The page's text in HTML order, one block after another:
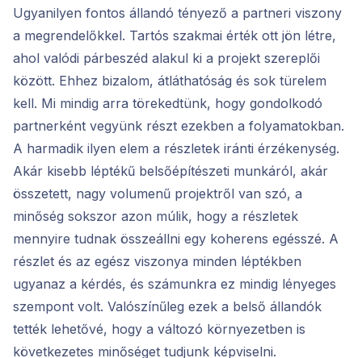
Ugyanilyen fontos állandó tényező a partneri viszony
a megrendelőkkel. Tartós szakmai érték ott jön létre,
ahol valódi párbeszéd alakul ki a projekt szereplői
között. Ehhez bizalom, átláthatóság és sok türelem
kell. Mi mindig arra törekedtünk, hogy gondolkodó
partnerként vegyünk részt ezekben a folyamatokban.
A harmadik ilyen elem a részletek iránti érzékenység.
Akár kisebb léptékű belsőépítészeti munkáról, akár
összetett, nagy volumenű projektről van szó, a
minőség sokszor azon múlik, hogy a részletek
mennyire tudnak összeállni egy koherens egésszé. A
részlet és az egész viszonya minden léptékben
ugyanaz a kérdés, és számunkra ez mindig lényeges
szempont volt. Valószínűleg ezek a belső állandók
tették lehetővé, hogy a változó környezetben is
következetes minőséget tudjunk képviselni.